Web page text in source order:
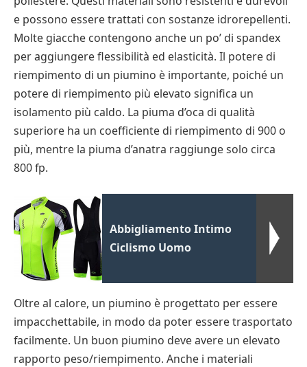
e possono essere trattati con sostanze idrorepellenti.
Molte giacche contengono anche un po’ di spandex
per aggiungere flessibilità ed elasticità. Il potere di
riempimento di un piumino è importante, poiché un
potere di riempimento più elevato significa un
isolamento più caldo. La piuma d’oca di qualità
superiore ha un coefficiente di riempimento di 900 o
più, mentre la piuma d’anatra raggiunge solo circa
800 fp.
Abbigliamento Intimo
Ciclismo Uomo
Oltre al calore, un piumino è progettato per essere
impacchettabile, in modo da poter essere trasportato
facilmente. Un buon piumino deve avere un elevato
rapporto peso/riempimento. Anche i materiali